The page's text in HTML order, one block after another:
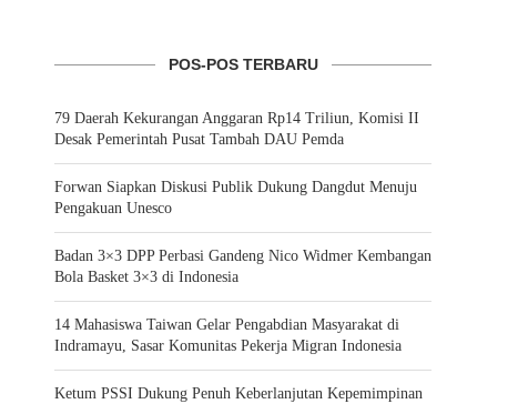
POS-POS TERBARU
79 Daerah Kekurangan Anggaran Rp14 Triliun, Komisi II
Desak Pemerintah Pusat Tambah DAU Pemda
Forwan Siapkan Diskusi Publik Dukung Dangdut Menuju
Pengakuan Unesco
Badan 3×3 DPP Perbasi Gandeng Nico Widmer Kembangan
Bola Basket 3×3 di Indonesia
14 Mahasiswa Taiwan Gelar Pengabdian Masyarakat di
Indramayu, Sasar Komunitas Pekerja Migran Indonesia
Ketum PSSI Dukung Penuh Keberlanjutan Kepemimpinan